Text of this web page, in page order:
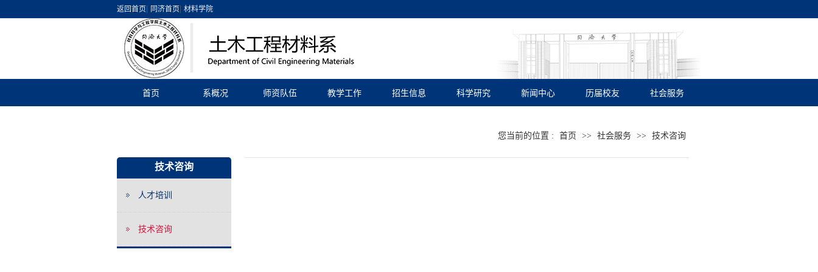
返回首页 同济首页 材料学院
首页 系概况 师资队伍 教学工作 招生信息 科学研究 新闻中心 历届校友 社会服务
技术咨询
人才培训
技术咨询
您当前的位置 : 首页 >> 社会服务 >> 技术咨询